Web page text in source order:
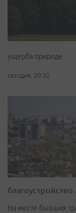
ущерба природе
сегодня, 20:32
На месте бывших